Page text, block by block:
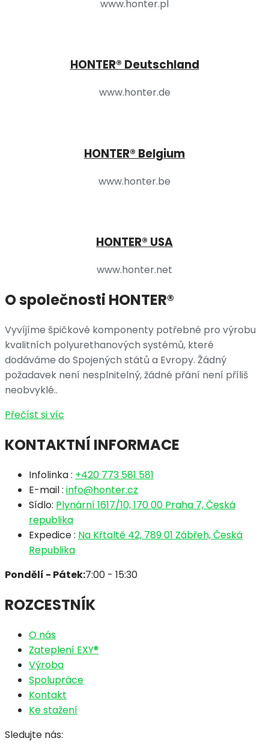
www.honter.pl
HONTER® Deutschland
www.honter.de
HONTER® Belgium
www.honter.be
HONTER® USA
www.honter.net
O společnosti HONTER®
Vyvíjíme špičkové komponenty potřebné pro výrobu
kvalitních polyurethanových systémů, které
dodáváme do Spojených států a Evropy. Žádný
požadavek není nesplnitelný, žádné přání není příliš
neobvyklé..
Přečíst si víc
KONTAKTNÍ INFORMACE
Infolinka : +420 773 581 581
E-mail : info@honter.cz
Sídlo: Plynární 1617/10, 170 00 Praha 7, Česká
republika
Expedice : Na Křtaltě 42, 789 01 Zábřeh, Česká
Republika
Pondělí - Pátek:7:00 - 15:30
ROZCESTNÍK
O nás
Zateplení EXY®
Výroba
Spolupráce
Kontakt
Ke stažení
Sledujte nás: